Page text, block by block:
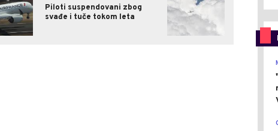
Piloti suspendovani zbog
svađe i tuče tokom leta